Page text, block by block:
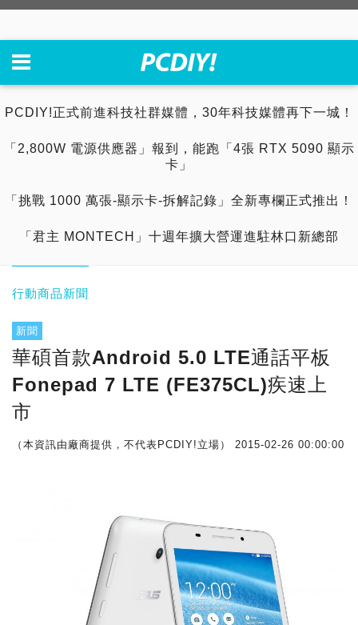
PCDIY!正式前進科技社群媒體，30年科技媒體再下一城！
「2,800W 電源供應器」報到，能跑「4張 RTX 5090 顯示
卡」
「挑戰 1000 萬張-顯示卡-拆解記錄」全新專欄正式推出！
「君主 MONTECH」十週年擴大營運進駐林口新總部
行動商品新聞
新聞
華碩首款Android 5.0 LTE通話平板
Fonepad 7 LTE (FE375CL)疾速上
市
（本資訊由廠商提供，不代表PCDIY!立場） 2015-02-26 00:00:00